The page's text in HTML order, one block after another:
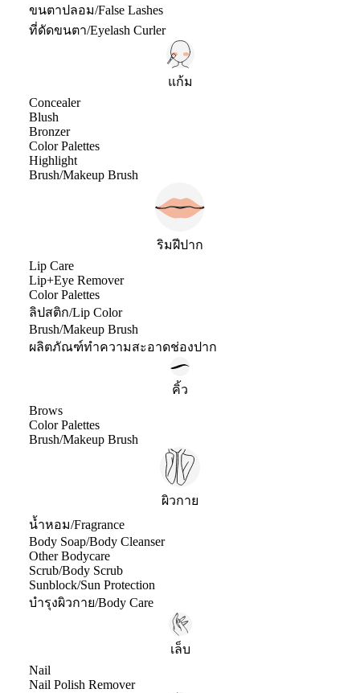
ขนตาปลอม/False Lashes
ที่ดัดขนตา/Eyelash Curler
แก้ม
Concealer
Blush
Bronzer
Color Palettes
Highlight
Brush/Makeup Brush
ริมฝีปาก
Lip Care
Lip+Eye Remover
Color Palettes
ลิปสติก/Lip Color
Brush/Makeup Brush
ผลิตภัณฑ์ทำความสะอาดช่องปาก
คิ้ว
Brows
Color Palettes
Brush/Makeup Brush
ผิวกาย
น้ำหอม/Fragrance
Body Soap/Body Cleanser
Other Bodycare
Scrub/Body Scrub
Sunblock/Sun Protection
บำรุงผิวกาย/Body Care
เล็บ
Nail
Nail Polish Remover